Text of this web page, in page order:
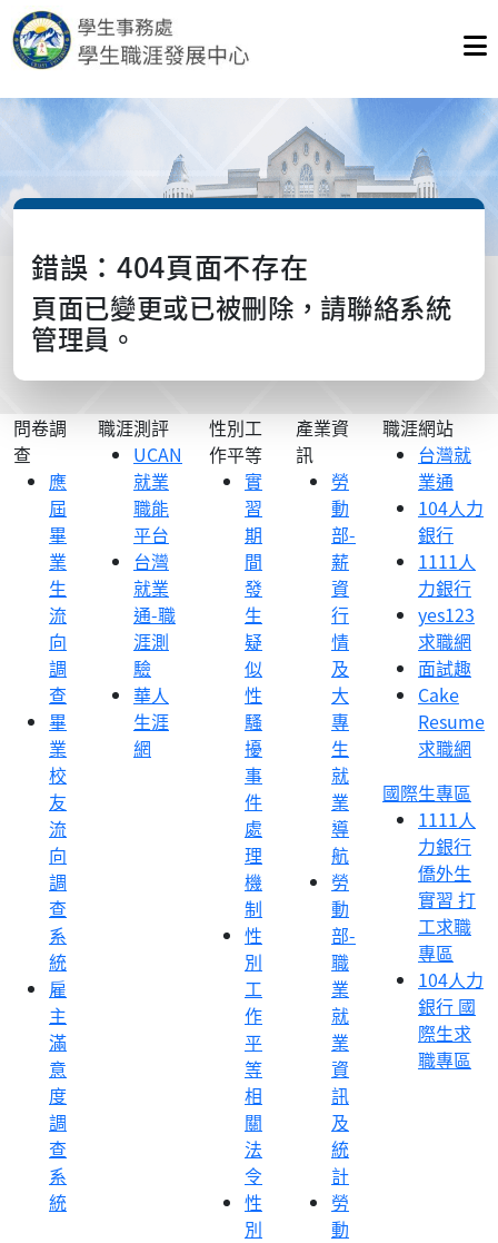
錯誤：404頁面不存在
頁面已變更或已被刪除，請聯絡系統
管理員。
問卷調
查
應
屆
畢
業
生
流
向
調
查
畢
業
校
友
流
向
調
查
系
統
雇
主
滿
意
度
調
查
系
統
職涯測評
UCAN
就業
職能
平台
台灣
就業
通-職
涯測
驗
華人
生涯
網
性別工
作平等
實
習
期
間
發
生
疑
似
性
騷
擾
事
件
處
理
機
制
性
別
工
作
平
等
相
關
法
令
性
別
產業資
訊
勞
動
部-
薪
資
行
情
及
大
專
生
就
業
導
航
勞
動
部-
職
業
就
業
資
訊
及
統
計
勞
動
職涯網站
台灣就
業通
104人力
銀行
1111人
力銀行
yes123
求職網
面試趣
Cake
Resume
求職網
國際生專區
1111人
力銀行
僑外生
實習 打
工求職
專區
104人力
銀行 國
際生求
職專區